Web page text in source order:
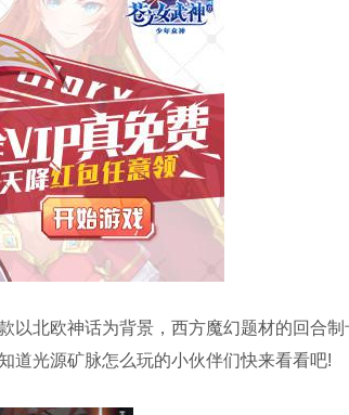
以北欧神话为背景，西方魔幻题材的回合制
道光源矿脉怎么玩的小伙伴们快来看看吧!